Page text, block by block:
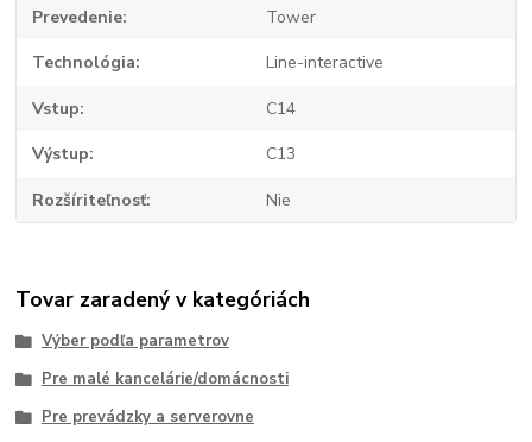
Prevedenie Tower
Technológia Line-interactive
Vstup C14
Výstup C13
Rozšíriteľnosť Nie
Tovar zaradený v kategóriách
Výber podľa parametrov
Pre malé kancelárie/domácnosti
Pre prevádzky a serverovne